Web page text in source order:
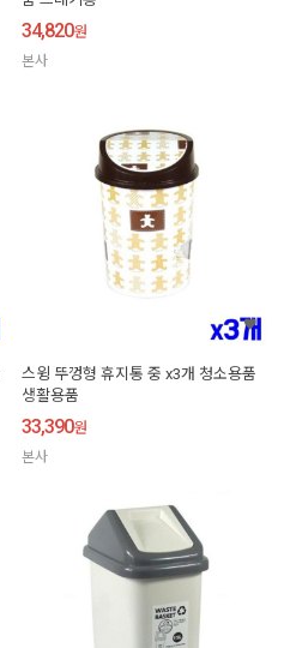
34,820원
본사
스윙 뚜껑형 휴지통 중 x3개 청소용품
생활용품
33,390원
본사